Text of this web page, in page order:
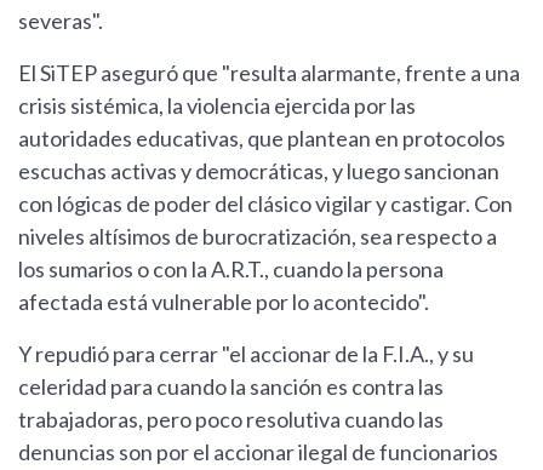
severas".
El SiTEP aseguró que "resulta alarmante, frente a una
crisis sistémica, la violencia ejercida por las
autoridades educativas, que plantean en protocolos
escuchas activas y democráticas, y luego sancionan
con lógicas de poder del clásico vigilar y castigar. Con
niveles altísimos de burocratización, sea respecto a
los sumarios o con la A.R.T., cuando la persona
afectada está vulnerable por lo acontecido".
Y repudió para cerrar "el accionar de la F.I.A., y su
celeridad para cuando la sanción es contra las
trabajadoras, pero poco resolutiva cuando las
denuncias son por el accionar ilegal de funcionarios